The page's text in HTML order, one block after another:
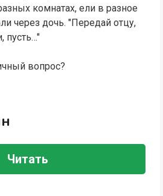
комнатах, ели в разное
через дочь. "Передай отцу,
пусть…"
вопрос?
Читать